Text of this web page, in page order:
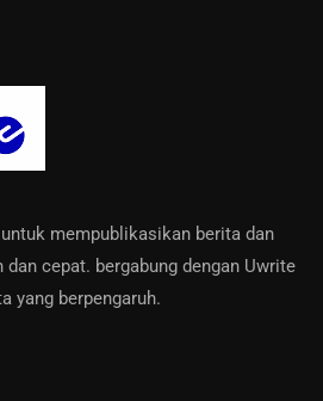
mempublikasikan berita dan
cepat. bergabung dengan Uwrite
yang berpengaruh.